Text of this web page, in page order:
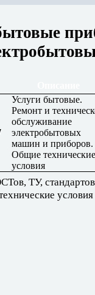
Услуги бытовые.
Ремонт и
обслуживание
электробытовых
машин и приборов.
Общие технические
условия
ТУ,
условия